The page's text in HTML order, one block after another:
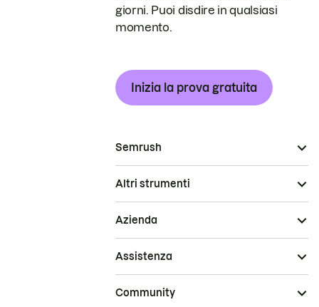
giorni. Puoi disdire in qualsiasi
momento.
Inizia la prova gratuita
Semrush
Altri strumenti
Azienda
Assistenza
Community